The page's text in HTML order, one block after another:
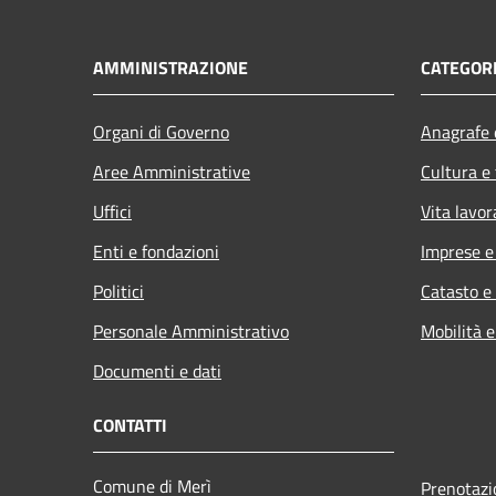
AMMINISTRAZIONE
Organi di Governo
Aree Amministrative
Uffici
Enti e fondazioni
Politici
Personale Amministrativo
Documenti e dati
Cultura
Vita
Imprese
Catasto
Mobilità
CONTATTI
Comune di Merì